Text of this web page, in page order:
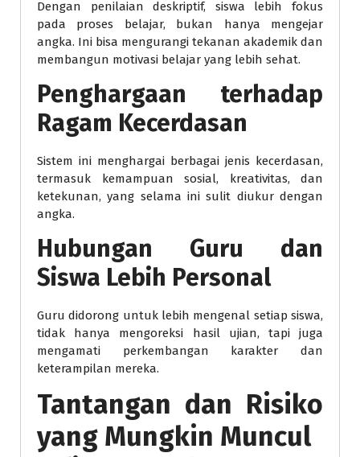
Dengan penilaian deskriptif, siswa lebih fokus
pada proses belajar, bukan hanya mengejar
angka. Ini bisa mengurangi tekanan akademik dan
membangun motivasi belajar yang lebih sehat.
Penghargaan terhadap
Ragam Kecerdasan
Sistem ini menghargai berbagai jenis kecerdasan,
termasuk kemampuan sosial, kreativitas, dan
ketekunan, yang selama ini sulit diukur dengan
angka.
Hubungan Guru dan
Siswa Lebih Personal
Guru didorong untuk lebih mengenal setiap siswa,
tidak hanya mengoreksi hasil ujian, tapi juga
mengamati perkembangan karakter dan
keterampilan mereka.
Tantangan dan Risiko
yang Mungkin Muncul